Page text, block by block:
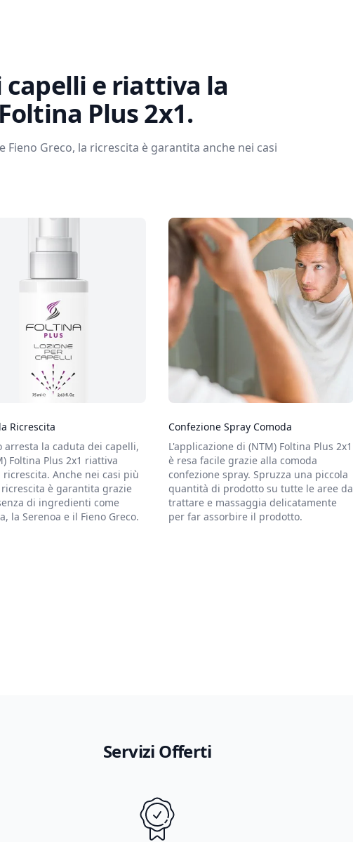
e riattiva la
Plus 2x1.
Greco, la ricrescita è garantita anche nei casi
Ricrescita
arresta la caduta dei capelli,
Foltina Plus 2x1 riattiva
ricrescita. Anche nei casi più
è garantita grazie
di ingredienti come
la Serenoa e il Fieno Greco.
Confezione Spray Comoda
L'applicazione di (NTM) Foltina Plus 2x1
è resa facile grazie alla comoda
confezione spray. Spruzza una piccola
quantità di prodotto su tutte le aree da
trattare e massaggia delicatamente
per far assorbire il prodotto.
Servizi Offerti